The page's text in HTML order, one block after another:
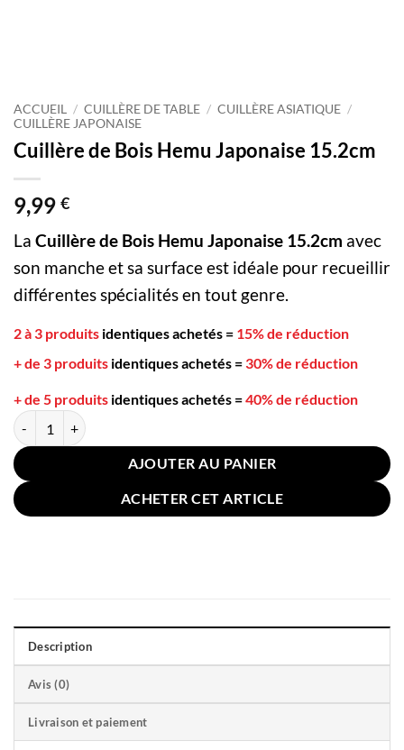
ACCUEIL / CUILLÈRE DE TABLE / CUILLÈRE ASIATIQUE /
CUILLÈRE JAPONAISE
Cuillère de Bois Hemu Japonaise 15.2cm
9,99 €
La Cuillère de Bois Hemu Japonaise 15.2cm avec
son manche et sa surface est idéale pour recueillir
différentes spécialités en tout genre.
2 à 3 produits identiques achetés = 15% de réduction
+ de 3 produits identiques achetés = 30% de réduction
+ de 5 produits identiques achetés =40% de réduction
quantité de Cuillère de Bois Hemu Japonaise 15.2cm
AJOUTER AU PANIER
ACHETER CET ARTICLE
Description
Avis (0)
Livraison et paiement